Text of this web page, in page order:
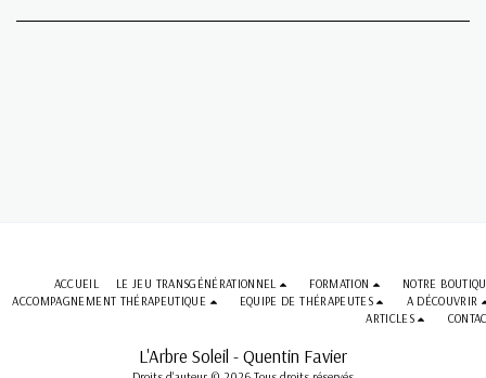
L'Arbre Soleil - Quentin Favier
ACCUEIL LE JEU TRANSGÉNÉRATIONNEL FORMATION
NOTRE
ACCOMPAGNEMENT THÉRAPEUTIQUE
EQUIPE DE THÉRAPEUTES
A DÉCOUVRIR
ARTICLES